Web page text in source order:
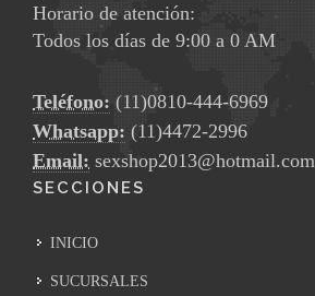
Horario de atención:
Todos los días de 9:00 a 0 AM
Teléfono: (11)0810-444-6969
Whatsapp: (11)4472-2996
Email: sexshop2013@hotmail.com
SECCIONES
INICIO
SUCURSALES